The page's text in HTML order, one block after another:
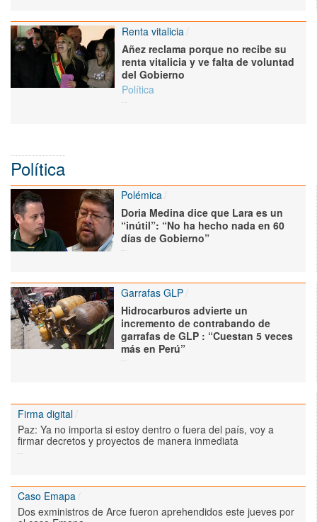
Renta vitalicia
Añez reclama porque no recibe su
renta vitalicia y ve falta de voluntad
del Gobierno
Política
Política
Polémica
Doria Medina dice que Lara es un
“inútil”: “No ha hecho nada en 60
días de Gobierno”
Garrafas GLP
Hidrocarburos advierte un
incremento de contrabando de
garrafas de GLP : “Cuestan 5 veces
más en Perú”
Firma digital
Paz: Ya no importa si estoy dentro o fuera del país, voy a
firmar decretos y proyectos de manera inmediata
Caso Emapa
Dos exministros de Arce fueron aprehendidos este jueves por